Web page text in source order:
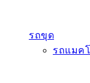
รถขุด
รถแมค